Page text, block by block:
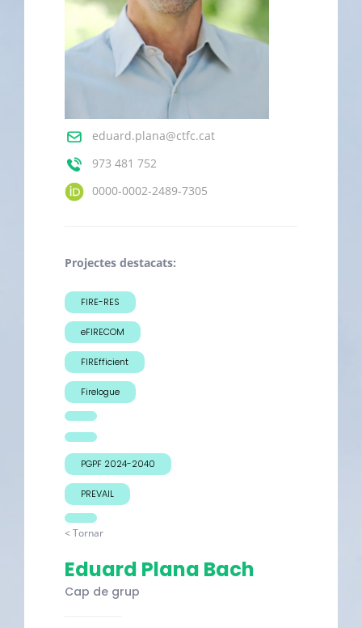
eduard.plana@ctfc.cat
973 481 752
0000-0002-2489-7305
Projectes destacats:
FIRE-RES
eFIRECOM
FIREfficient
Firelogue
PGPF 2024-2040
PREVAIL
< Tornar
Eduard Plana Bach
Cap de grup